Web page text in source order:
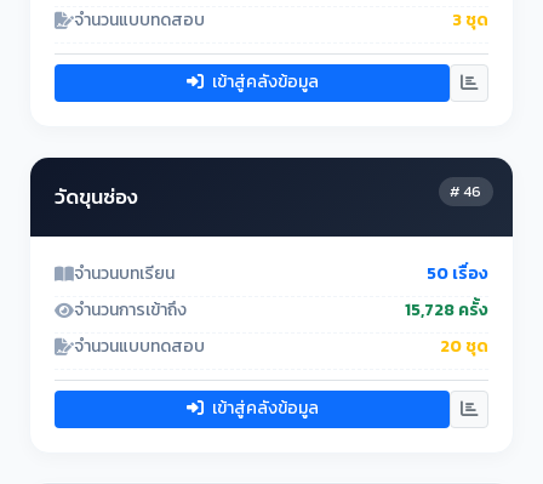
จำนวนแบบทดสอบ
3 ชุด
เข้าสู่คลังข้อมูล
# 46
วัดขุนซ่อง
จำนวนบทเรียน
50 เรื่อง
จำนวนการเข้าถึง
15,728 ครั้ง
จำนวนแบบทดสอบ
20 ชุด
เข้าสู่คลังข้อมูล